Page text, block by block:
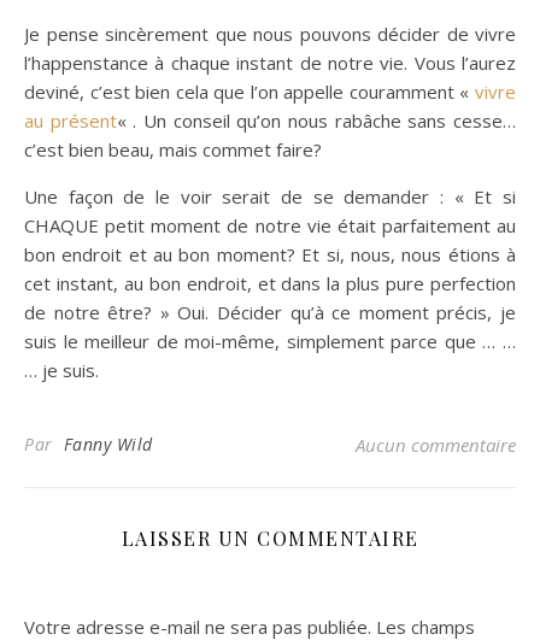
Je pense sincèrement que nous pouvons décider de vivre
l’happenstance à chaque instant de notre vie. Vous l’aurez
deviné, c’est bien cela que l’on appelle couramment « vivre
au présent« . Un conseil qu’on nous rabâche sans cesse…
c’est bien beau, mais commet faire?
Une façon de le voir serait de se demander : « Et si
CHAQUE petit moment de notre vie était parfaitement au
bon endroit et au bon moment? Et si, nous, nous étions à
cet instant, au bon endroit, et dans la plus pure perfection
de notre être? » Oui. Décider qu’à ce moment précis, je
suis le meilleur de moi-même, simplement parce que … …
… je suis.
Par Fanny Wild Aucun commentaire
LAISSER UN COMMENTAIRE
Votre adresse e-mail ne sera pas publiée. Les champs